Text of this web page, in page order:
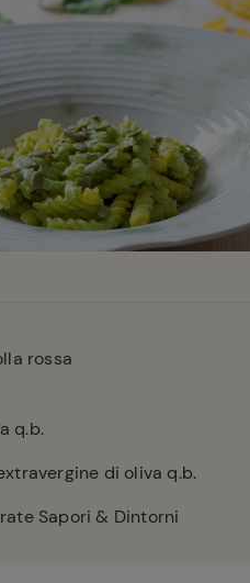
rossa
q.b.
di oliva q.b.
Sapori & Dintorni